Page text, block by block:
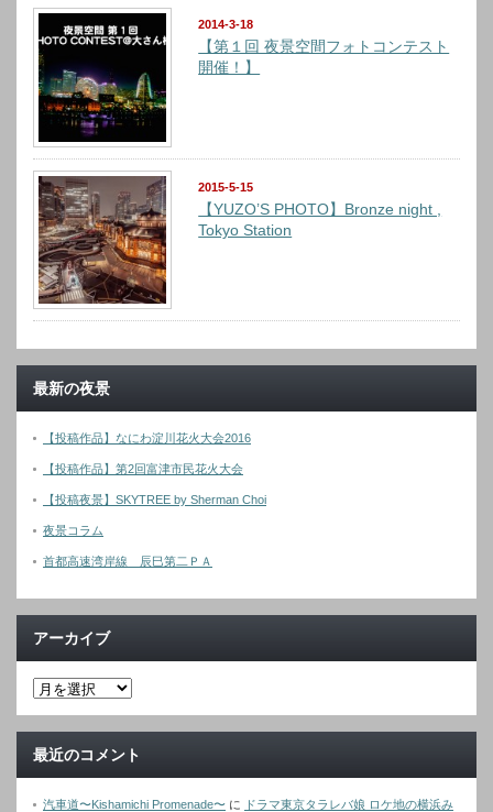
2014-3-18
【第１回 夜景空間フォトコンテスト
開催！】
2015-5-15
【YUZO’S PHOTO】Bronze night ,
Tokyo Station
最新の夜景
【投稿作品】なにわ淀川花火大会2016
【投稿作品】第2回富津市民花火大会
【投稿夜景】SKYTREE by Sherman Choi
夜景コラム
首都高速湾岸線 辰巳第二ＰＡ
アーカイブ
最近のコメント
汽車道〜Kishamichi Promenade〜 に
ドラマ東京タラレバ娘 ロケ地の横浜み